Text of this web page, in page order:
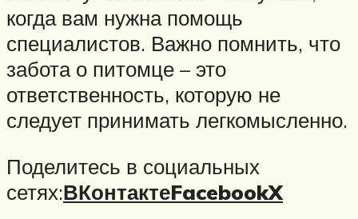
когда вам нужна помощь
специалистов. Важно помнить, что
забота о питомце – это
ответственность, которую не
следует принимать легкомысленно.
Поделитесь в социальных
сетях:ВКонтактеFacebookX